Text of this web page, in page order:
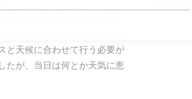
成熟具合を見て判断します。
るため、スケジュールはか
と天候に合わせて行う必要が
たが、当日は何とか天気に恵